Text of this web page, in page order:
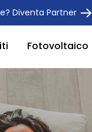
Diventa Partner
Fotovoltaico